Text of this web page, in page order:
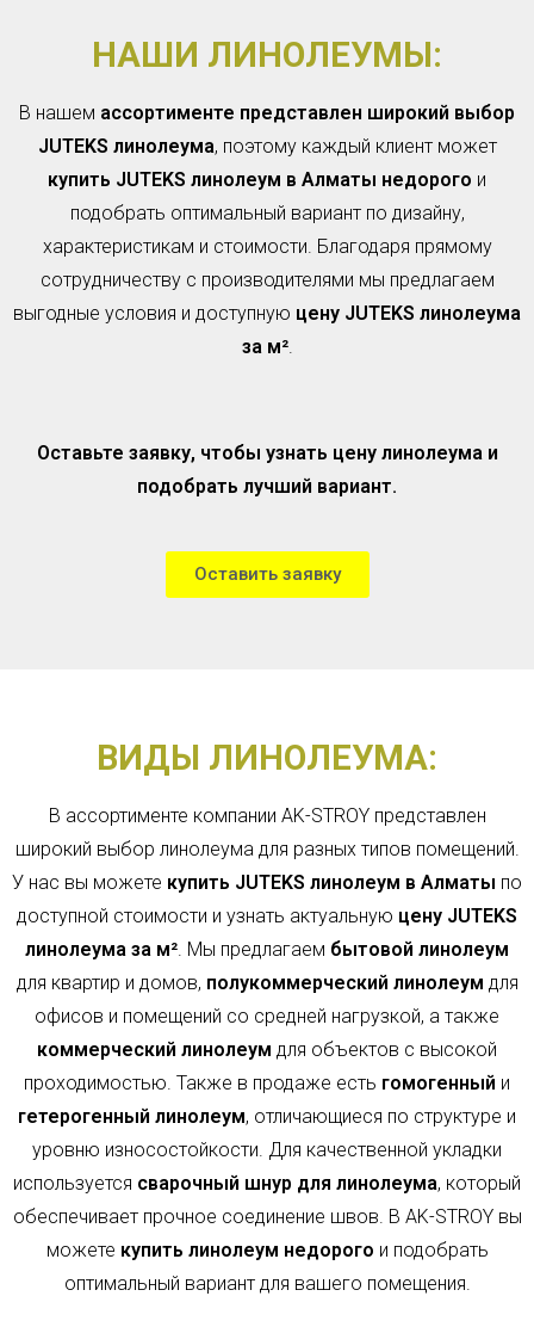
НАШИ ЛИНОЛЕУМЫ:
В нашем ассортименте представлен широкий выбор
JUTEKS линолеума, поэтому каждый клиент может
купить JUTEKS линолеум в Алматы недорого и
подобрать оптимальный вариант по дизайну,
характеристикам и стоимости. Благодаря прямому
сотрудничеству с производителями мы предлагаем
выгодные условия и доступную цену JUTEKS линолеума
за м².
Оставьте заявку, чтобы узнать цену линолеума и
подобрать лучший вариант.
Оставить заявку
ВИДЫ ЛИНОЛЕУМА:
В ассортименте компании AK-STROY представлен
широкий выбор линолеума для разных типов помещений.
У нас вы можете купить JUTEKS линолеум в Алматы по
доступной стоимости и узнать актуальную цену JUTEKS
линолеума за м². Мы предлагаем бытовой линолеум
для квартир и домов, полукоммерческий линолеум для
офисов и помещений со средней нагрузкой, а также
коммерческий линолеум для объектов с высокой
проходимостью. Также в продаже есть гомогенный и
гетерогенный линолеум, отличающиеся по структуре и
уровню износостойкости. Для качественной укладки
используется сварочный шнур для линолеума, который
обеспечивает прочное соединение швов. В AK-STROY вы
можете купить линолеум недорого и подобрать
оптимальный вариант для вашего помещения.